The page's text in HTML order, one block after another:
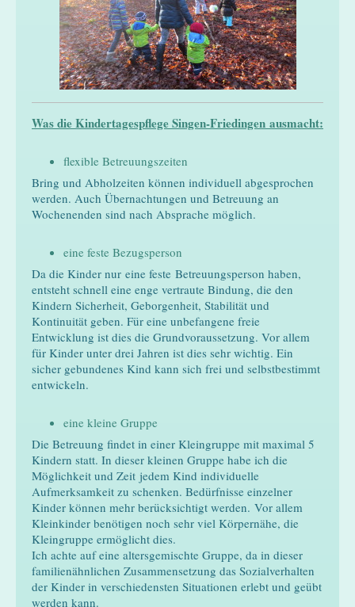
Was die Kindertagespflege Singen-Friedingen ausmacht:
flexible Betreuungszeiten
Bring und Abholzeiten können individuell abgesprochen
werden. Auch Übernachtungen und Betreuung an
Wochenenden sind nach Absprache möglich.
eine feste Bezugsperson
Da die Kinder nur eine feste Betreuungsperson haben,
entsteht schnell eine enge vertraute Bindung, die den
Kindern Sicherheit, Geborgenheit, Stabilität und
Kontinuität geben. Für eine unbefangene freie
Entwicklung ist dies die Grundvoraussetzung. Vor allem
für Kinder unter drei Jahren ist dies sehr wichtig. Ein
sicher gebundenes Kind kann sich frei und selbstbestimmt
entwickeln.
eine kleine Gruppe
Die Betreuung findet in einer Kleingruppe mit maximal 5
Kindern statt. In dieser kleinen Gruppe habe ich die
Möglichkeit und Zeit jedem Kind individuelle
Aufmerksamkeit zu schenken. Bedürfnisse einzelner
Kinder können mehr berücksichtigt werden. Vor allem
Kleinkinder benötigen noch sehr viel Körpernähe, die
Kleingruppe ermöglicht dies.
Ich achte auf eine altersgemischte Gruppe, da in dieser
familienähnlichen Zusammensetzung das Sozialverhalten
der Kinder in verschiedensten Situationen erlebt und geübt
werden kann.